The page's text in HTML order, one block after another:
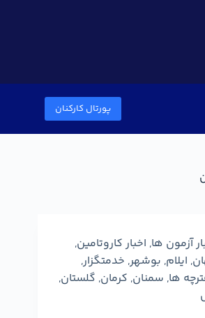
پورتال کارکنان
آزمون ها, اخبار کاروتامین,
, ایلام, بوشهر, خدمتگزار,
ها, سمنان, کرمان, گلستان,